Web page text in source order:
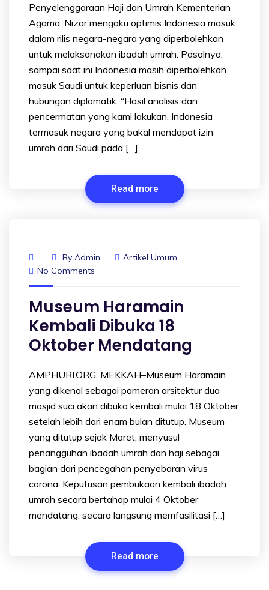
Penyelenggaraan Haji dan Umrah Kementerian
Agama, Nizar mengaku optimis Indonesia masuk
dalam rilis negara-negara yang diperbolehkan
untuk melaksanakan ibadah umrah. Pasalnya,
sampai saat ini Indonesia masih diperbolehkan
masuk Saudi untuk keperluan bisnis dan
hubungan diplomatik. “Hasil analisis dan
pencermatan yang kami lakukan, Indonesia
termasuk negara yang bakal mendapat izin
umrah dari Saudi pada […]
Read more
By Admin
Artikel Umum
No Comments
Museum Haramain
Kembali Dibuka 18
Oktober Mendatang
AMPHURI.ORG, MEKKAH–Museum Haramain
yang dikenal sebagai pameran arsitektur dua
masjid suci akan dibuka kembali mulai 18 Oktober
setelah lebih dari enam bulan ditutup. Museum
yang ditutup sejak Maret, menyusul
penangguhan ibadah umrah dan haji sebagai
bagian dari pencegahan penyebaran virus
corona. Keputusan pembukaan kembali ibadah
umrah secara bertahap mulai 4 Oktober
mendatang, secara langsung memfasilitasi […]
Read more